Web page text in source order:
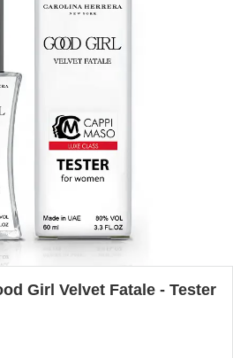
Girl Velvet Fatale - Tester